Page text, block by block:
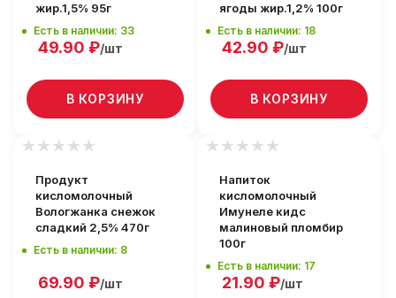
жир.1,5% 95г
Есть в наличии: 33
49.90 ₽/шт
В КОРЗИНУ
ягоды жир.1,2% 100г
Есть в наличии: 18
42.90 ₽/шт
В КОРЗИНУ
Продукт
кисломолочный
Вологжанка снежок
сладкий 2,5% 470г
Есть в наличии: 8
69.90 ₽/шт
Напиток
кисломолочный
Имунеле кидс
малиновый пломбир
100г
Есть в наличии: 17
21.90 ₽/шт